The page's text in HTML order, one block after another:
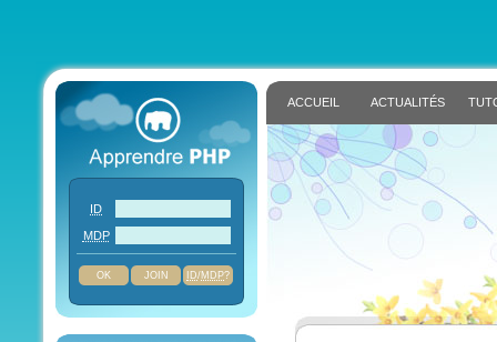
ACCUEIL ACTUALITÉS
ID
MDP
JOIN ID/MDP?